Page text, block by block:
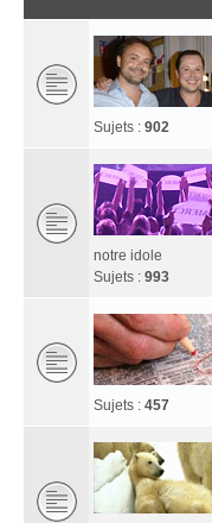
Sujets : 902
notre idole
Sujets : 993
Sujets : 457